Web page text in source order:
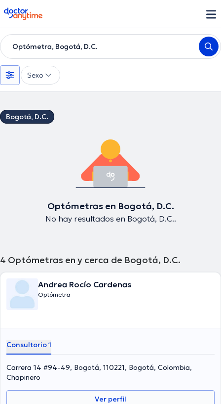
doctoranytime
Optómetra, Bogotá, D.C.
Sexo
Bogotá, D.C.
Optómetras en Bogotá, D.C.
No hay resultados en Bogotá, D.C..
4 Optómetras en y cerca de Bogotá, D.C.
Andrea Rocío Cardenas
Optómetra
Consultorio 1
Carrera 14 #94-49, Bogotá, 110221, Bogotá, Colombia,
Chapinero
Ver perfil